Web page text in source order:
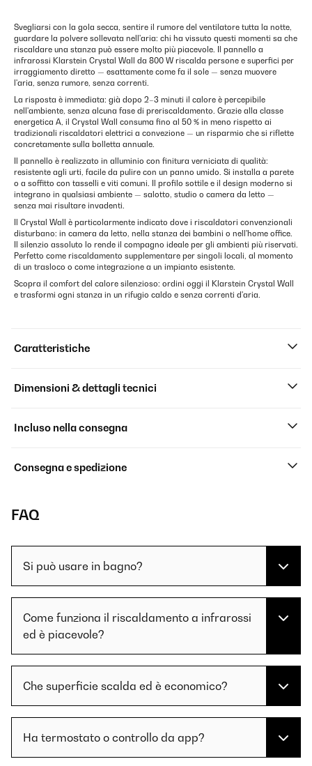
Svegliarsi con la gola secca, sentire il rumore del ventilatore tutta la notte,
guardare la polvere sollevata nell'aria: chi ha vissuto questi momenti sa che
riscaldare una stanza può essere molto più piacevole. Il pannello a
infrarossi Klarstein Crystal Wall da 800 W riscalda persone e superfici per
irraggiamento diretto — esattamente come fa il sole — senza muovere
l'aria, senza rumore, senza correnti.
La risposta è immediata: già dopo 2–3 minuti il calore è percepibile
nell'ambiente, senza alcuna fase di preriscaldamento. Grazie alla classe
energetica A, il Crystal Wall consuma fino al 50 % in meno rispetto ai
tradizionali riscaldatori elettrici a convezione — un risparmio che si riflette
concretamente sulla bolletta annuale.
Il pannello è realizzato in alluminio con finitura verniciata di qualità:
resistente agli urti, facile da pulire con un panno umido. Si installa a parete
o a soffitto con tasselli e viti comuni. Il profilo sottile e il design moderno si
integrano in qualsiasi ambiente — salotto, studio o camera da letto —
senza mai risultare invadenti.
Il Crystal Wall è particolarmente indicato dove i riscaldatori convenzionali
disturbano: in camera da letto, nella stanza dei bambini o nell'home office.
Il silenzio assoluto lo rende il compagno ideale per gli ambienti più riservati.
Perfetto come riscaldamento supplementare per singoli locali, al momento
di un trasloco o come integrazione a un impianto esistente.
Scopra il comfort del calore silenzioso: ordini oggi il Klarstein Crystal Wall
e trasformi ogni stanza in un rifugio caldo e senza correnti d'aria.
Caratteristiche
Dimensioni & dettagli tecnici
Incluso nella consegna
Consegna e spedizione
FAQ
Si può usare in bagno?
Come funziona il riscaldamento a infrarossi
ed è piacevole?
Che superficie scalda ed è economico?
Ha termostato o controllo da app?